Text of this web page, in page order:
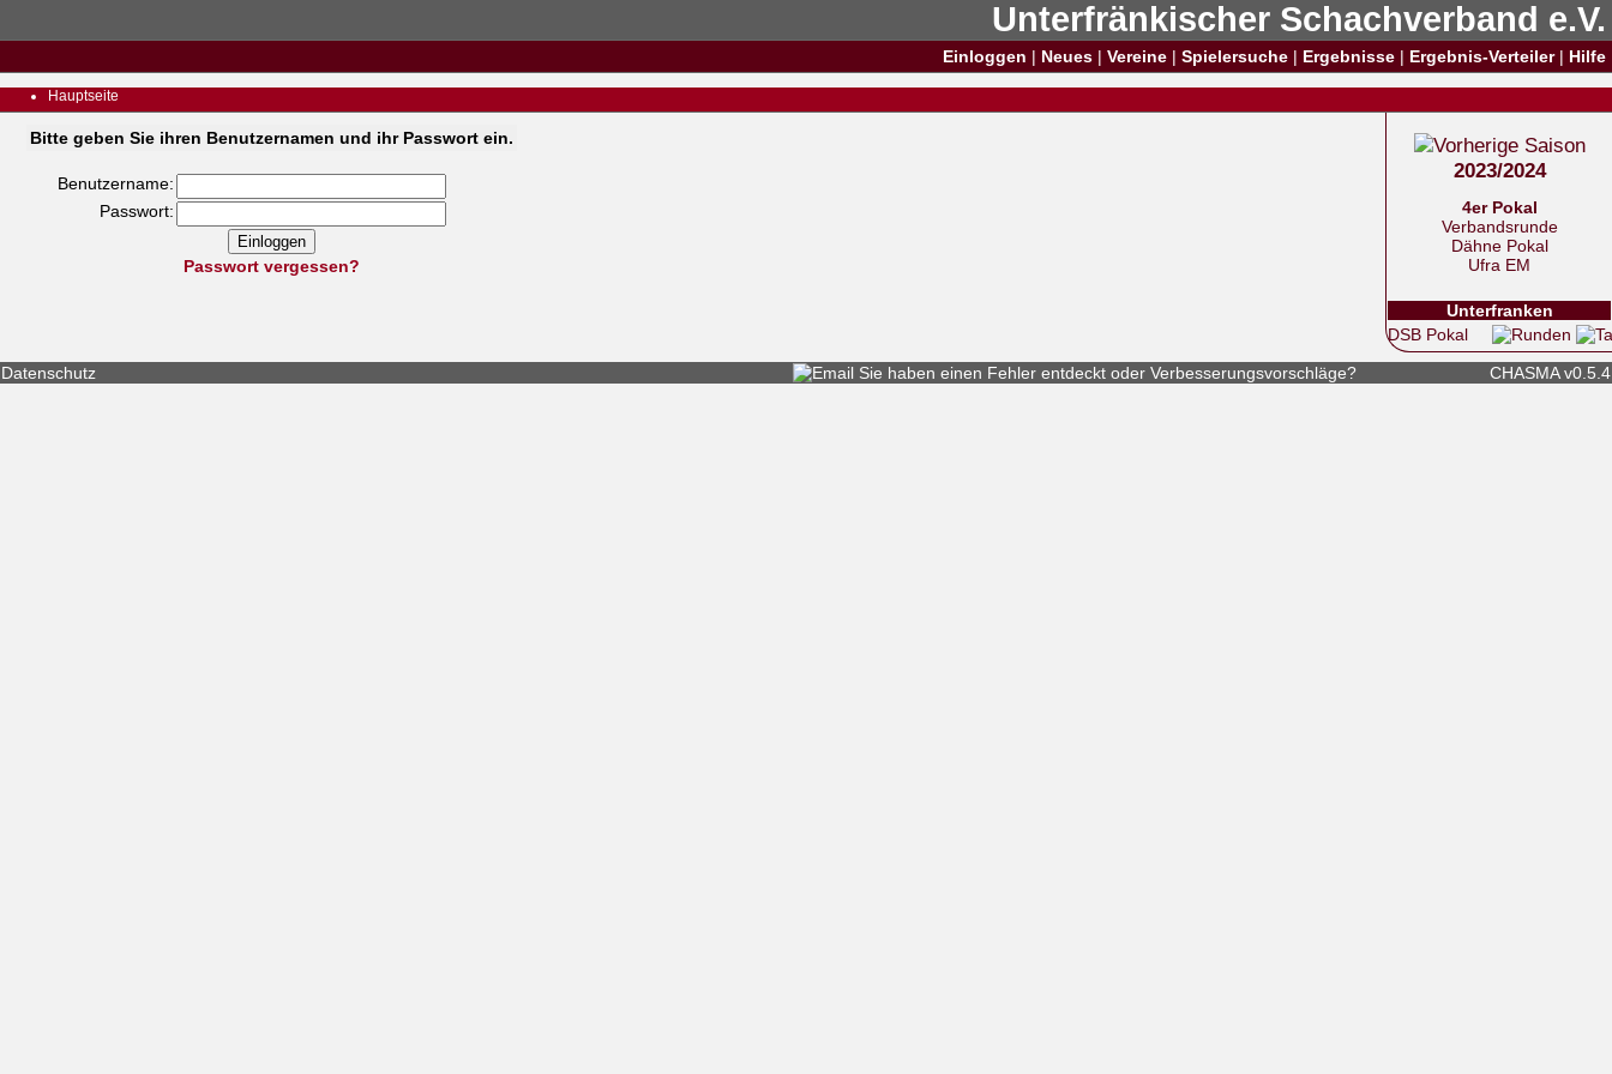
Unterfränkischer Schachverband e.V.
Einloggen | Neues | Vereine | Spielersuche | Ergebnisse | Ergebnis-Verteiler| Hilfe
Hauptseite
2023/2024
4er Pokal
Verbandsrunde
Dähne Pokal
Ufra EM
Unterfranken
DSB Pokal
Bitte geben Sie ihren Benutzernamen und ihr Passwort ein.
Benutzername:
Passwort:
Passwort vergessen?
Datenschutz Sie haben einen Fehler entdeckt oder Verbesserungsvorschläge? CHASMA v0.5.4